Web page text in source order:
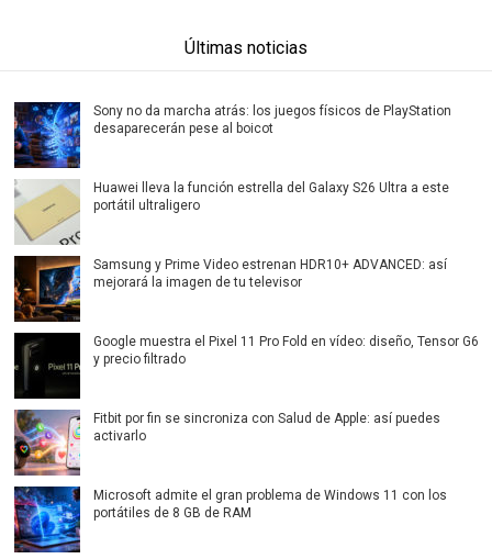
Últimas noticias
Sony no da marcha atrás: los juegos físicos de PlayStation
desaparecerán pese al boicot
Huawei lleva la función estrella del Galaxy S26 Ultra a este
portátil ultraligero
Samsung y Prime Video estrenan HDR10+ ADVANCED: así
mejorará la imagen de tu televisor
Google muestra el Pixel 11 Pro Fold en vídeo: diseño, Tensor G6
y precio filtrado
Fitbit por fin se sincroniza con Salud de Apple: así puedes
activarlo
Microsoft admite el gran problema de Windows 11 con los
portátiles de 8 GB de RAM